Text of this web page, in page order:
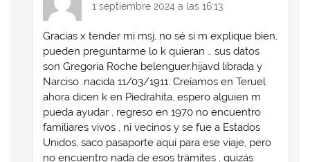
1 septiembre 2024 a las 16:13
Gracias x tender mi msj, no sé si m explique bien,
pueden preguntarme lo k quieran .. sus datos
son Gregoria Roche belenguer.hijavd librada y
Narciso .nacida 11/03/1911. Creíamos en Teruel
ahora dicen k en Piedrahita, espero alguien m
pueda ayudar , regreso en 1970 no encuentro
familiares vivos , ni vecinos y se fue a Estados
Unidos, saco pasaporte aquí para ese viaje, pero
no encuentro nada de esos trámites , quizás